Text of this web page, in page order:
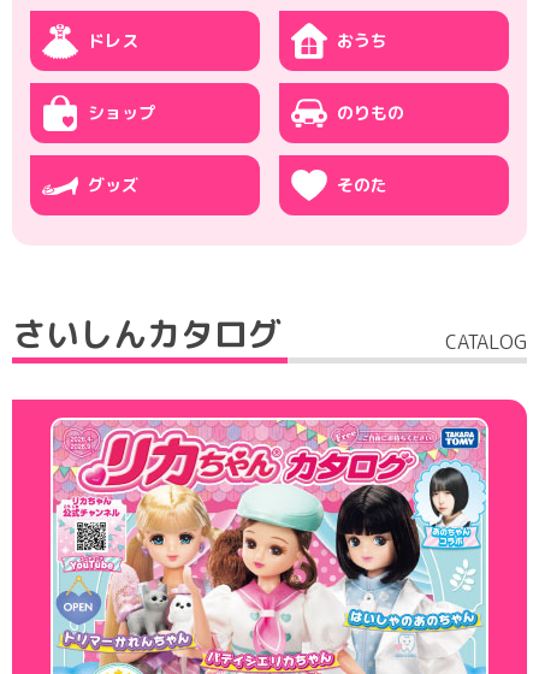
ドレス おうち
ショップ のりもの
グッズ そのた
さいしんカタログ CATALOG